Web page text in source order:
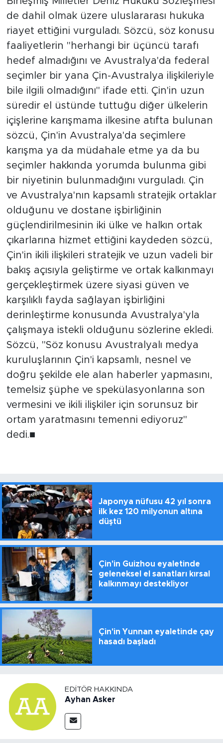
de dahil olmak üzere uluslararası hukuka
riayet ettiğini vurguladı. Sözcü, söz konusu
faaliyetlerin "herhangi bir üçüncü tarafı
hedef almadığını ve Avustralya'da federal
seçimler bir yana Çin-Avustralya ilişkileriyle
bile ilgili olmadığını" ifade etti. Çin'in uzun
süredir el üstünde tuttuğu diğer ülkelerin
içişlerine karışmama ilkesine atıfta bulunan
sözcü, Çin'in Avustralya'da seçimlere
karışma ya da müdahale etme ya da bu
seçimler hakkında yorumda bulunma gibi
bir niyetinin bulunmadığını vurguladı. Çin
ve Avustralya'nın kapsamlı stratejik ortaklar
olduğunu ve dostane işbirliğinin
güçlendirilmesinin iki ülke ve halkın ortak
çıkarlarına hizmet ettiğini kaydeden sözcü,
Çin'in ikili ilişkileri stratejik ve uzun vadeli bir
bakış açısıyla geliştirme ve ortak kalkınmayı
gerçekleştirmek üzere siyasi güven ve
karşılıklı fayda sağlayan işbirliğini
derinleştirme konusunda Avustralya'yla
çalışmaya istekli olduğunu sözlerine ekledi.
Sözcü, "Söz konusu Avustralyalı medya
kuruluşlarının Çin'i kapsamlı, nesnel ve
doğru şekilde ele alan haberler yapmasını,
temelsiz şüphe ve spekülasyonlarına son
vermesini ve ikili ilişkiler için sorunsuz bir
ortam yaratmasını temenni ediyoruz"
dedi.■
Japonya nüfusu 42 yıl sonra
ilk kez 120 milyonun altına
düştü
Çin'in Guizhou eyaletinde
geleneksel el sanatları kırsal
kalkınmayı destekliyor
Çin'in Yunnan eyaletinde çay
hasadı başladı
EDITÖR HAKKINDA
Ayhan Asker